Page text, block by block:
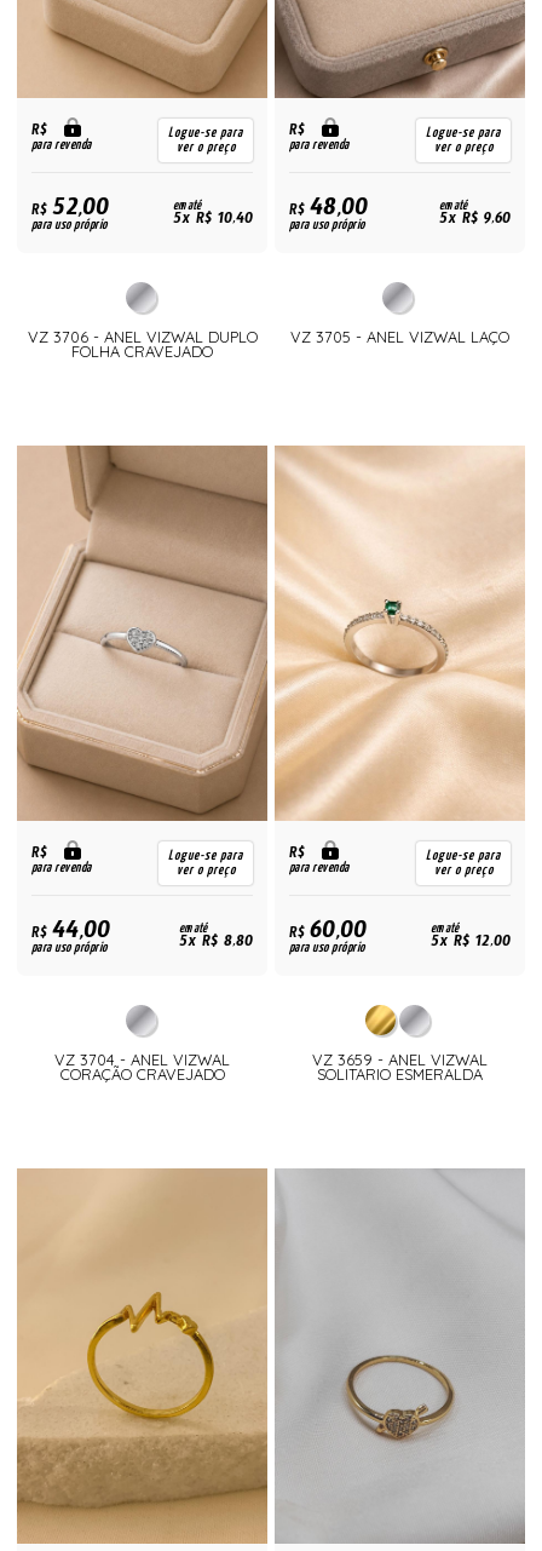
R$
para revenda
Logue-se para
ver o preço
R$52,00
para uso próprio
em até
5x R$ 10,40
VZ 3706 - ANEL VIZWAL DUPLO
FOLHA CRAVEJADO
R$
para revenda
Logue-se para
ver o preço
R$48,00
para uso próprio
em até
5x R$ 9,60
VZ 3705 - ANEL VIZWAL LAÇO
R$
para revenda
Logue-se para
ver o preço
R$44,00
para uso próprio
em até
5x R$ 8,80
VZ 3704 - ANEL VIZWAL
CORAÇÃO CRAVEJADO
R$
para revenda
Logue-se para
ver o preço
R$60,00
para uso próprio
em até
5x R$ 12,00
VZ 3659 - ANEL VIZWAL
SOLITARIO ESMERALDA